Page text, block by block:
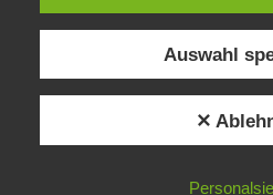
Auswahl
✕